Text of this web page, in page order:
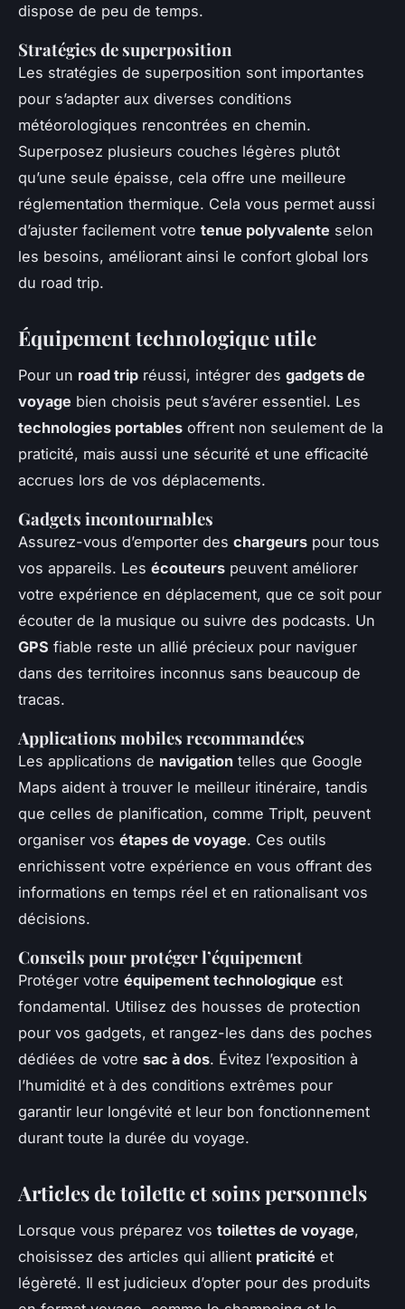
dispose de peu de temps.
Stratégies de superposition
Les stratégies de superposition sont importantes
pour s’adapter aux diverses conditions
météorologiques rencontrées en chemin.
Superposez plusieurs couches légères plutôt
qu’une seule épaisse, cela offre une meilleure
réglementation thermique. Cela vous permet aussi
d’ajuster facilement votre tenue polyvalente selon
les besoins, améliorant ainsi le confort global lors
du road trip.
Équipement technologique utile
Pour un road trip réussi, intégrer des gadgets de
voyage bien choisis peut s’avérer essentiel. Les
technologies portables offrent non seulement de la
praticité, mais aussi une sécurité et une efficacité
accrues lors de vos déplacements.
Gadgets incontournables
Assurez-vous d’emporter des chargeurs pour tous
vos appareils. Les écouteurs peuvent améliorer
votre expérience en déplacement, que ce soit pour
écouter de la musique ou suivre des podcasts. Un
GPS fiable reste un allié précieux pour naviguer
dans des territoires inconnus sans beaucoup de
tracas.
Applications mobiles recommandées
Les applications de navigation telles que Google
Maps aident à trouver le meilleur itinéraire, tandis
que celles de planification, comme TripIt, peuvent
organiser vos étapes de voyage. Ces outils
enrichissent votre expérience en vous offrant des
informations en temps réel et en rationalisant vos
décisions.
Conseils pour protéger l’équipement
Protéger votre équipement technologique est
fondamental. Utilisez des housses de protection
pour vos gadgets, et rangez-les dans des poches
dédiées de votre sac à dos. Évitez l’exposition à
l’humidité et à des conditions extrêmes pour
garantir leur longévité et leur bon fonctionnement
durant toute la durée du voyage.
Articles de toilette et soins personnels
Lorsque vous préparez vos toilettes de voyage,
choisissez des articles qui allient praticité et
légèreté. Il est judicieux d’opter pour des produits